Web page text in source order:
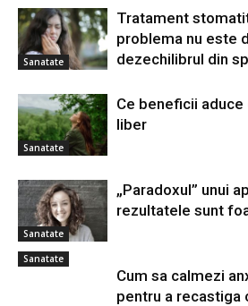
Sanatate
Tratament
problema nu este
dezechilibrul din
Sanatate
Ce beneficii
liber
Sanatate
„Paradoxul” unui
rezultatele sunt
Sanatate
Cum sa calmezi
pentru a recastiga